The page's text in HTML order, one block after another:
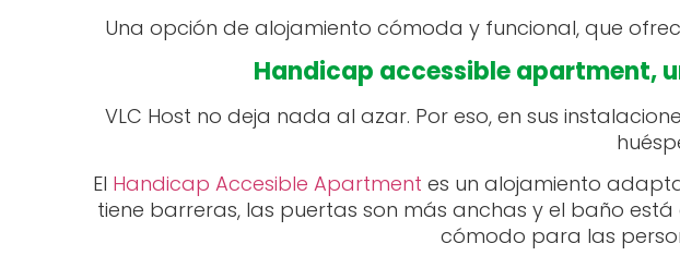
Una opción de alojamiento cómoda y funcional, que
Handicap accessible apartment,
VLC Host no deja nada al azar. Por eso, en sus
El Handicap Accesible Apartment es un alojamiento
tiene barreras, las puertas son más anchas y el baño
cómodo para las